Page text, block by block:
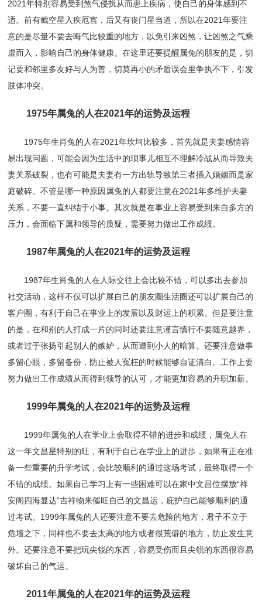
2021年特别容易受到煞气侵扰从而患上疾病，使自己的身体感到不
适。前有截空星入疾厄宫，后又有丧门星当道，所以在2021年要注
意的是尽量不要去晦气比较重的地方，以免引来凶煞，让凶煞之气乘
虚而入，影响自己的身体健康。在这里还要提醒属兔的朋友的是，切
记要和邻里多友好与人为善，切莫再小的矛盾误会里争执不下，引发
肢体冲突。
1975年属兔的人在2021年的运势及运程
1975年生肖兔的人在2021年坎坷比较多，首先就是夫妻感情容
易出现问题，可能会因为生活中的琐事儿相互不理解冷战从而导致夫
妻关系破裂，也有可能是夫妻有一方出轨导致第三者插入婚姻而是家
庭破碎。不管是哪一种原因属兔的人都要注意在2021年多维护夫妻
关系，不要一直纠结于小事。其次就是在事业上容易受到来自多方的
压力，会面临下属和领导的质疑，需要努力做出工作成绩。
1987年属兔的人在2021年的运势及运程
1987年生肖兔的人在人际交往上会比较不错，可以多出去参加
社交活动，这样不仅可以扩展自己的朋友圈生活圈还可以扩展自己的
客户圈，有利于自己在事业上的发展以及财运上的积累。但是要注意
的是，在和别的人打成一片的同时还要注意谨言慎行不要随意越界，
或者过于张扬引起别人的嫉妒，从而遭到小人的暗算。还要注意做事
多留心眼，多留备份，防止被人冤枉的时候能够自证清白。工作上要
努力做出工作成绩从而得到领导的认可，才能更加容易的升职加薪。
1999年属兔的人在2021年的运势及运程
1999年属兔的人在学业上会取得不错的进步和成绩，属兔人在
这一年文昌星特别的旺，有利于自己在学业上的进步，如果有正在准
备一些重要的升学考试，会比较顺利的通过这场考试，最终取得一个
不错的成绩。如果自己学习上有一些困难可以在家中文昌位摆放“祥
安阁四海显达”吉祥物来催旺自己的文昌运，庇护自己能够顺利的通
过考试。1999年属兔的人还要注意不要去危险的地方，君子不立于
危墙之下，同样也不要去太高的地方或者很荒僻的地方，防止发生意
外。还要注意不要把玩尖锐的东西，容易受伤而且尖锐的东西很容易
破坏自己的气运。
2011年属兔的人在2021年的运势及运程